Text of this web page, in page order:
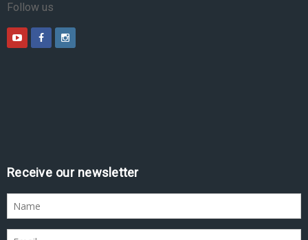
Follow us
Receive our newsletter